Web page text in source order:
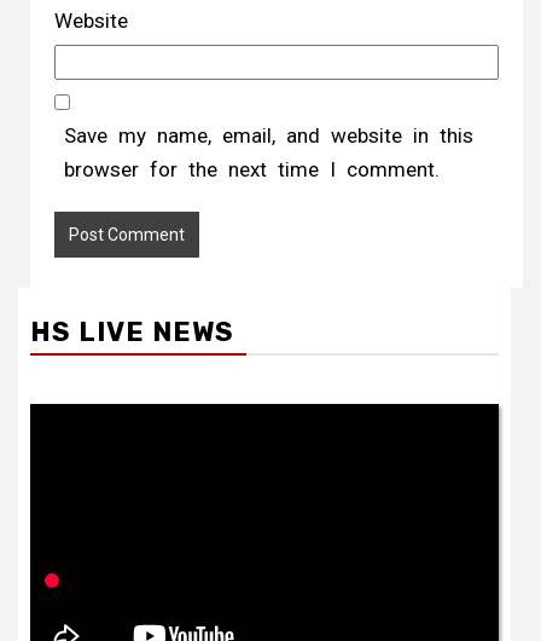
Website
Save my name, email, and website in this
browser for the next time I comment.
HS LIVE NEWS